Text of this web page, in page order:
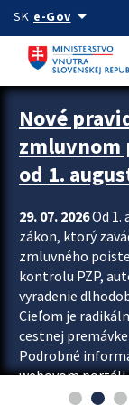
Preskocit na hlavný
SK e-Govarrow_drop_down
Zastavit automatický
Nové
zmluvnom
od 1.
29. 07. 2026Od 1.
zákon, ktorý
zmluvného
kontrolu PZP,
vyradenie
Cieľom je
cestnej
Podrobné
webovom
ktorom od